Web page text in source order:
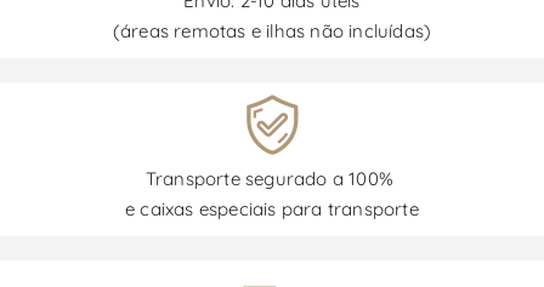
(áreas remotas e ilhas não incluídas)
Transporte segurado a 100%
e caixas especiais para transporte